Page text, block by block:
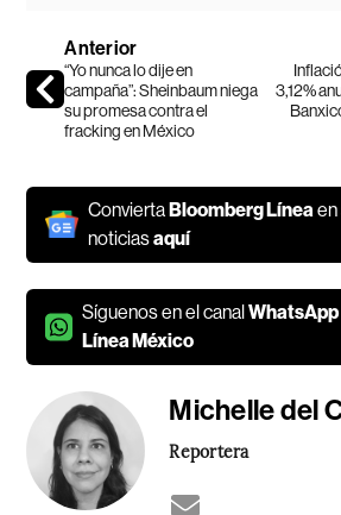
Anterior
“Yo nunca lo dije en
campaña”: Sheinbaum niega
su promesa contra el
fracking en México
3,12%
ConviertaBloomberg Línea en
noticiasaquí
Síguenos en el canalWhatsApp
Línea México
Michelle del
Reportera